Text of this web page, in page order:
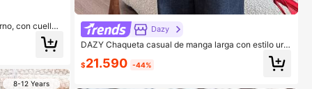
con cuello
cintura ajusta
de largo medi
8-12 Years
Dazy
DAZY Chaqueta casual de manga larga con estilo urb
$21.590 -44%